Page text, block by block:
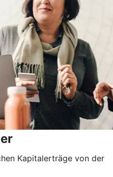
Kapitalerträge von der